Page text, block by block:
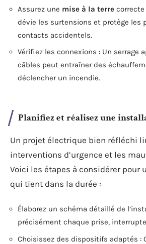
Assurez une mise à la terre
dévie les surtensions et protège les
contacts accidentels.
Vérifiez les connexions : Un serrage
câbles peut entraîner des
déclencher un incendie.
Planifiez et réalisez une
Un projet électrique bien réfléchi
interventions d’urgence et les
Voici les étapes à considérer pour
qui tient dans la durée :
Élaborez un schéma détaillé de
précisément chaque prise,
Choisissez des dispositifs adaptés :